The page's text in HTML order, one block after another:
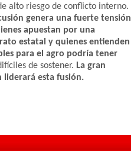
alto riesgo de conflicto interno.
genera una fuerte tensión
apuestan por una
estatal y quienes entienden
para el agro podría tener
de sostener. La gran
liderará esta fusión.